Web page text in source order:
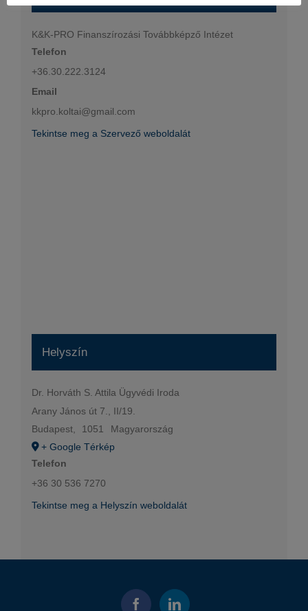
K&K-PRO Finanszírozási Továbbképző Intézet
Telefon
+36.30.222.3124
Email
kkpro.koltai@gmail.com
Tekintse meg a Szervező weboldalát
Helyszín
Dr. Horváth S. Attila Ügyvédi Iroda
Arany János út 7., II/19.
Budapest, 1051
Magyarország
+ Google Térkép
Telefon
+36 30 536 7270
Tekintse meg a Helyszín weboldalát